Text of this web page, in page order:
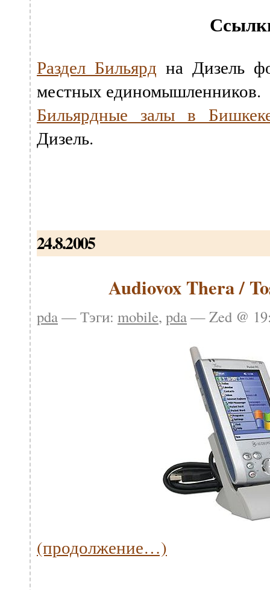
Раздел Бильярд на Дизель
местных единомышленников.
Бильярдные залы в
Дизель.
24.8.2005
Audiovox Thera /
pda— Тэги: mobile, pda— Zed @
(продолжение…)